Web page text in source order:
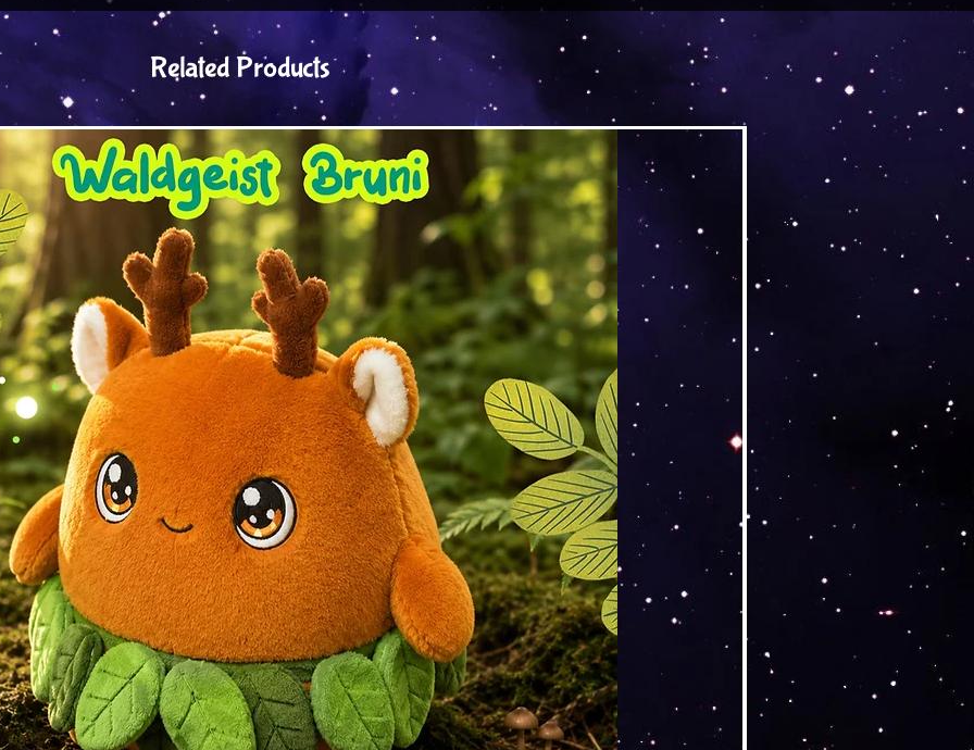
12 Stunden nach dem Kauf
Für folgende Artikel ist keine Rückgabe und kein
Umtausch möglich
Aufgrund der Art dieser Produkte ist für
folgende Produkte kein Widerruf möglich.
Anderes gilt, wenn die Produkte bei der
Lieferung defekt oder beschädigt waren.
Spezialanfertigungen oder personalisierte
Bestellungen
Digitale Downloads
Artikel im Ausverkauf
Related Products
Versand by DruckGuru